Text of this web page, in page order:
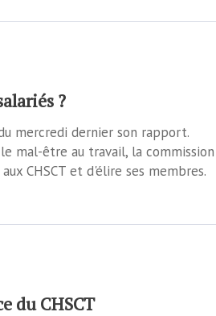
?
mercredi dernier son rapport.
mal-être au travail, la commission
CHSCT et d'élire ses membres.
du CHSCT